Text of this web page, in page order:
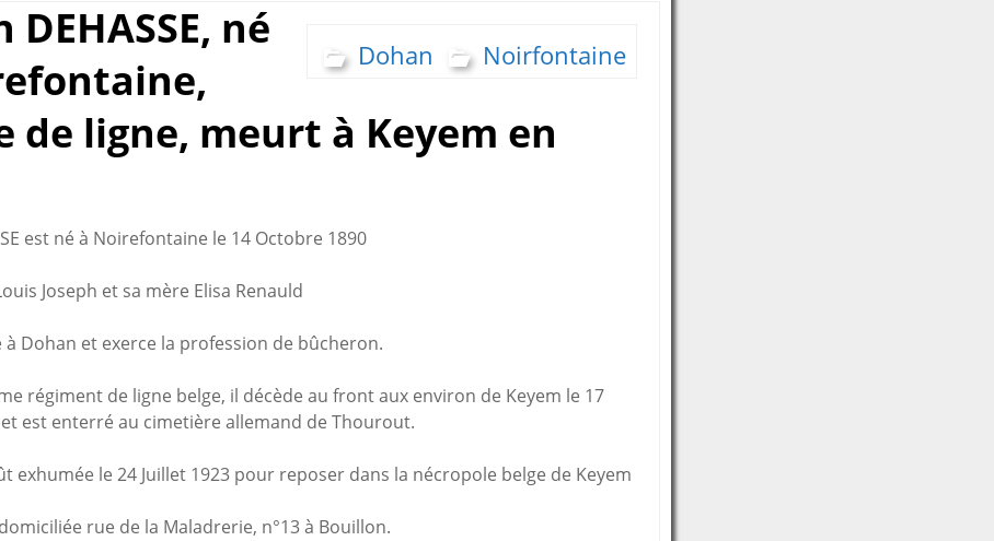
Dohan Noirfontaine
DEHASSE, né
de ligne, meurt à Keyem en
est né à Noirefontaine le 14 Octobre 1890
Joseph et sa mère Elisa Renauld
à Dohan et exerce la profession de bûcheron.
régiment de ligne belge, il décède au front aux environ de Keyem le 17
est enterré au cimetière allemand de Thourout.
exhumée le 24 Juillet 1923 pour reposer dans la nécropole belge de Keyem
rue de la Maladrerie, n°13 à Bouillon.